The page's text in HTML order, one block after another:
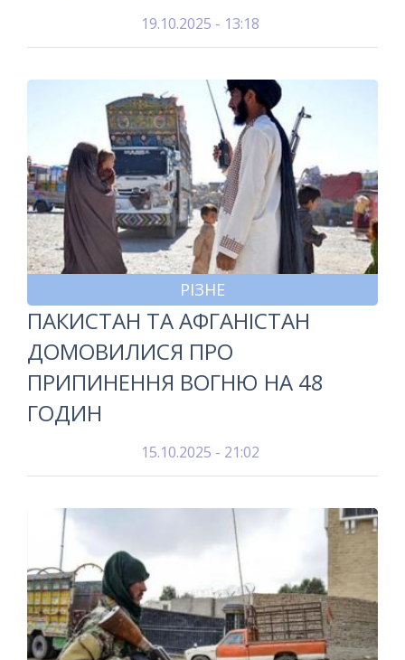
19.10.2025 - 13:18
РІЗНЕ
ПАКИСТАН ТА АФГАНІСТАН
ДОМОВИЛИСЯ ПРО
ПРИПИНЕННЯ ВОГНЮ НА 48
ГОДИН
15.10.2025 - 21:02